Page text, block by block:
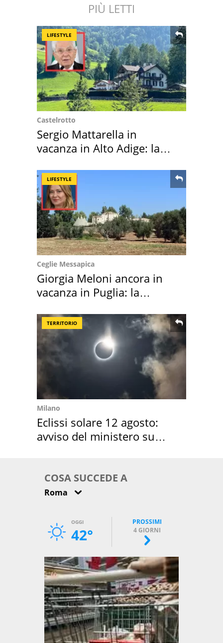
PIÙ LETTI
LIFESTYLE
Castelrotto
Sergio Mattarella in
vacanza in Alto Adige: la
LIFESTYLE
Ceglie Messapica
Giorgia Meloni ancora in
vacanza in Puglia: la
TERRITORIO
Milano
Eclissi solare 12 agosto:
avviso del ministero su